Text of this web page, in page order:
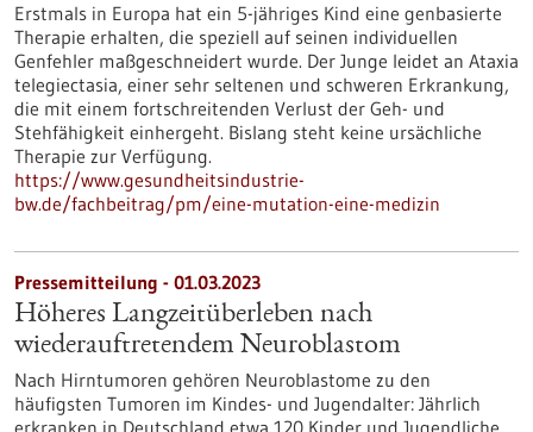
Erstmals in Europa hat ein 5-jähriges Kind eine genbasierte
Therapie erhalten, die speziell auf seinen individuellen
Genfehler maßgeschneidert wurde. Der Junge leidet an Ataxia
telegiectasia, einer sehr seltenen und schweren Erkrankung,
die mit einem fortschreitenden Verlust der Geh- und
Stehfähigkeit einhergeht. Bislang steht keine ursächliche
Therapie zur Verfügung.
https://www.gesundheitsindustrie-
bw.de/fachbeitrag/pm/eine-mutation-eine-medizin
Pressemitteilung - 01.03.2023
Höheres Langzeitüberleben nach
wiederauftretendem Neuroblastom
Nach Hirntumoren gehören Neuroblastome zu den
häufigsten Tumoren im Kindes- und Jugendalter: Jährlich
erkranken in Deutschland etwa 120 Kinder und Jugendliche